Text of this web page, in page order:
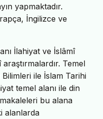
yapmaktadır.
İngilizce ve
İlahiyat ve İslâmî
Temel
Bilimleri ile İslam Tarihi
temel alanı ile din
bu alana
alanlarda